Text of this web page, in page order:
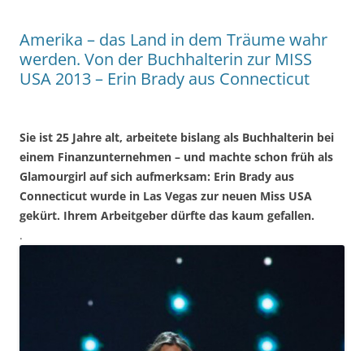
Amerika – das Land in dem Träume wahr
werden. Von der Buchhalterin zur MISS
USA 2013 – Erin Brady aus Connecticut
Sie ist 25 Jahre alt, arbeitete bislang als Buchhalterin bei
einem Finanzunternehmen – und machte schon früh als
Glamourgirl auf sich aufmerksam: Erin Brady aus
Connecticut wurde in Las Vegas zur neuen Miss USA
gekürt. Ihrem Arbeitgeber dürfte das kaum gefallen.
.